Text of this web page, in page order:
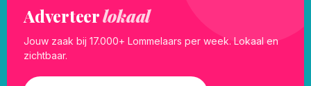
Adverteerlokaal
Jouw zaak bij 17.000+ Lommelaars per week. Lokaal en
zichtbaar.